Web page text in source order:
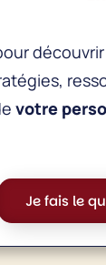
votre
Je fais le